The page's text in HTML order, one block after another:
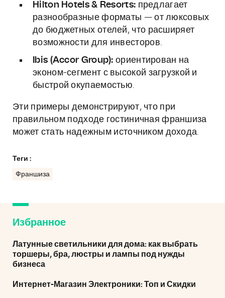
Hilton Hotels & Resorts: предлагает
разнообразные форматы — от люксовых
до бюджетных отелей, что расширяет
возможности для инвесторов.
Ibis (Accor Group): ориентирован на
эконом-сегмент с высокой загрузкой и
быстрой окупаемостью.
Эти примеры демонстрируют, что при
правильном подходе гостиничная франшиза
может стать надежным источником дохода.
Теги :
Франшиза
Избранное
Латунные светильники для дома: как выбрать
торшеры, бра, люстры и лампы под нужды
бизнеса
Интернет-Магазин Электроники: Топ и Скидки